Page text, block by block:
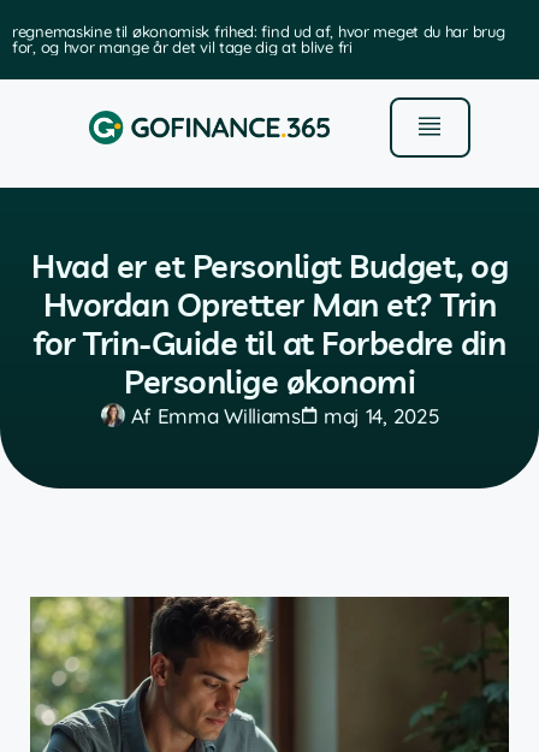
regnemaskine til økonomisk frihed: find ud af, hvor meget du har brug
for, og hvor mange år det vil tage dig at blive fri
Hvad er et Personligt Budget, og
Hvordan Opretter Man et? Trin
for Trin-Guide til at Forbedre din
Personlige økonomi
Af Emma Williams maj 14, 2025